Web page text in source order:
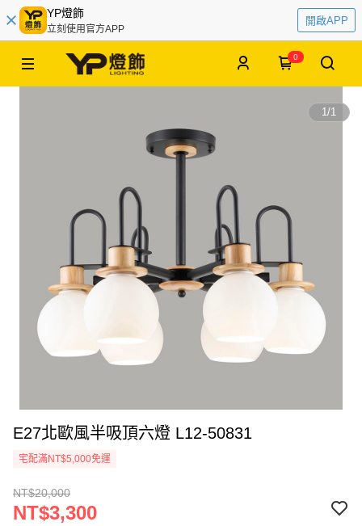
YP燈飾
立刻使用官方APP
開啟APP
0
1/1
E27北歐風半吸頂六燈 L12-50831
宅配滿NT$5,000免運
NT$20,000
NT$3,300